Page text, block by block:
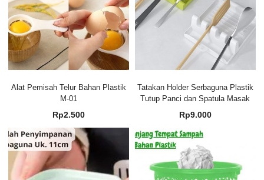
Alat Pemisah Telur Bahan Plastik
M-01
Rp2.500
Tatakan Holder Serbaguna Plastik
Tutup Panci dan Spatula Masak
Rp9.000